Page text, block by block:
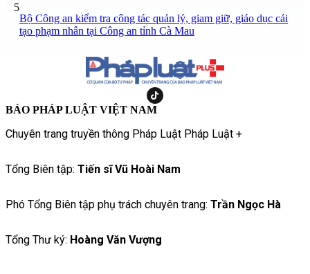
5
Bộ Công an kiểm tra công tác quản lý, giam giữ, giáo dục cải
tạo phạm nhân tại Công an tỉnh Cà Mau
BÁO PHÁP LUẬT VIỆT NAM
Chuyên trang truyền thông Pháp Luật Pháp Luật +
Tổng Biên tập: Tiến sĩ Vũ Hoài Nam
Phó Tổng Biên tập phụ trách chuyên trang: Trần Ngọc Hà
Tổng Thư ký: Hoàng Văn Vượng